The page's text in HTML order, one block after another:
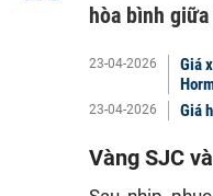
hòa bình
23-04-2026
Giá
23-04-2026 Giá
Vàng SJC